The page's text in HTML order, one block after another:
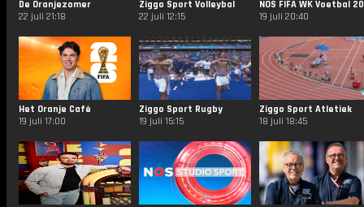
De Oranjezomer
22 juli 21:18
Ziggo Sport Volleybal
22 juli 12:15
19 juli 20:40
Het Oranje Café
19 juli 17:00
Ziggo Sport Rugby
19 juli 15:15
Ziggo Sport Atletiek
18 juli 18:45